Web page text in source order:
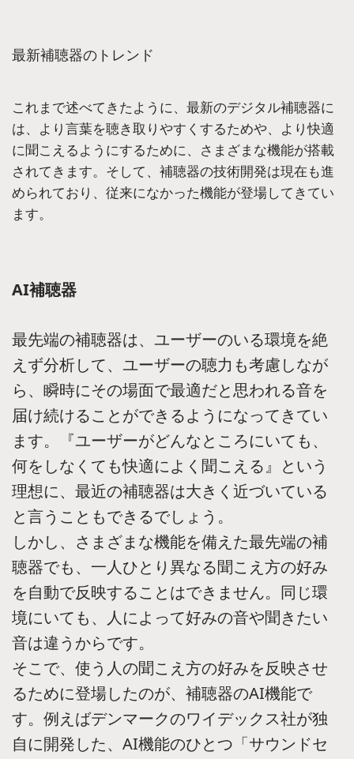
最新補聴器のトレンド
これまで述べてきたように、最新のデジタル補聴器に
は、より言葉を聴き取りやすくするためや、より快適
に聞こえるようにするために、さまざまな機能が搭載
されてきます。そして、補聴器の技術開発は現在も進
められており、従来になかった機能が登場してきてい
ます。
AI補聴器
最先端の補聴器は、ユーザーのいる環境を絶
えず分析して、ユーザーの聴力も考慮しなが
ら、瞬時にその場面で最適だと思われる音を
届け続けることができるようになってきてい
ます。『ユーザーがどんなところにいても、
何をしなくても快適によく聞こえる』という
理想に、最近の補聴器は大きく近づいている
と言うこともできるでしょう。
しかし、さまざまな機能を備えた最先端の補
聴器でも、一人ひとり異なる聞こえ方の好み
を自動で反映することはできません。同じ環
境にいても、人によって好みの音や聞きたい
音は違うからです。
そこで、使う人の聞こえ方の好みを反映させ
るために登場したのが、補聴器のAI機能で
す。例えばデンマークのワイデックス社が独
自に開発した、AI機能のひとつ「サウンドセ